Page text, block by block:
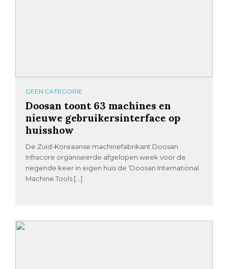
GEEN CATEGORIE
Doosan toont 63 machines en
nieuwe gebruikersinterface op
huisshow
De Zuid-Koreaanse machinefabrikant Doosan
Infracore organiseerde afgelopen week voor de
negende keer in eigen huis de ‘Doosan International
Machine Tools […]